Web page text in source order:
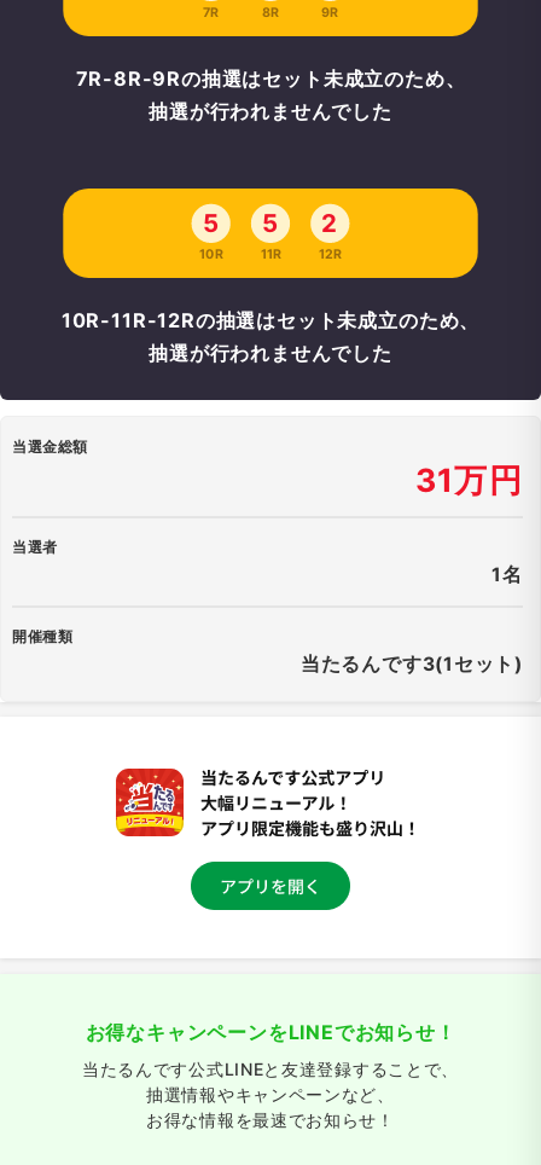
7R 8R 9R
7R-8R-9Rの抽選はセット未成立のため、
抽選が行われませんでした
5
10R
5
11R
2
12R
10R-11R-12Rの抽選はセット未成立のため、
抽選が行われませんでした
当選金総額
31万円
当選者
1名
開催種類
当たるんです3(1セット)
お得なキャンペーンをLINEでお知らせ！
当たるんです公式LINEと友達登録することで、
抽選情報やキャンペーンなど、
お得な情報を最速でお知らせ！